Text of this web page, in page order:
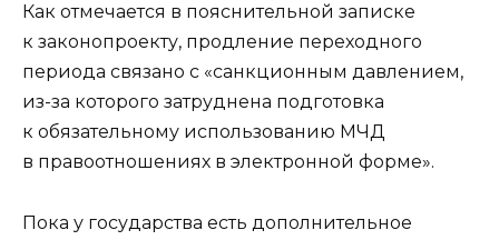
Как отмечается в пояснительной записке
к законопроекту, продление переходного
периода связано с «санкционным давлением,
из-за которого затруднена подготовка
к обязательному использованию МЧД
в правоотношениях в электронной форме».
Пока у государства есть дополнительное